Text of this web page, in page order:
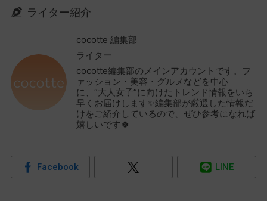
ライター紹介
cocotte 編集部
ライター
cocotte編集部のメインアカウントです。フ
ァッション・美容・グルメなどを中心
に、“大人女子”に向けたトレンド情報をいち
早くお届けします✨編集部が厳選した情報だ
けをご紹介しているので、ぜひ参考になれば
嬉しいです🍀
Facebook LINE